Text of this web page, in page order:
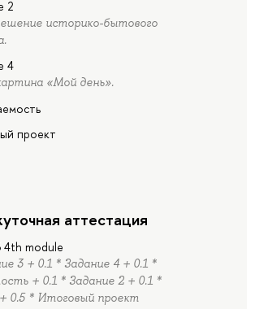
2
историко-бытового
4
«Мой день».
проект
аттестация
module
3 + 0.1 * Задание 4 + 0.1 *
+ 0.1 * Задание 2 + 0.1 *
0.5 * Итоговый проект